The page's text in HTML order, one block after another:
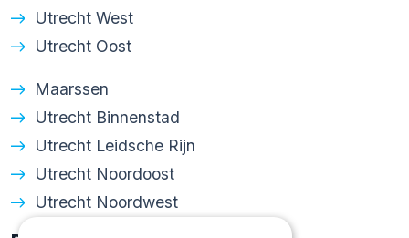
Utrecht West
Utrecht Oost
Maarssen
Utrecht Binnenstad
Utrecht Leidsche Rijn
Utrecht Noordoost
Utrecht Noordwest